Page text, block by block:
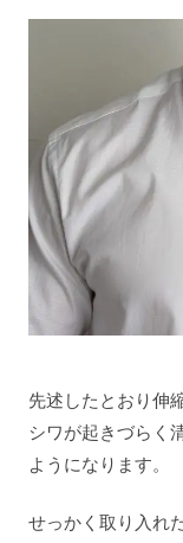
先述したとおり伸
シワが起きづらく
ようになります。
せっかく取り入れ